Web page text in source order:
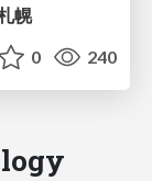
幌
0 240